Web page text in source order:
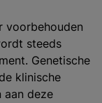
voorbehouden
steeds
Genetische
klinische
aan deze